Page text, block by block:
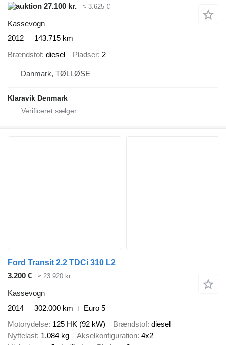
27.100 kr.
≈ 3.625 €
Kassevogn
2012
143.715 km
Brændstof diesel Pladser 2
Danmark, TØLLØSE
Klaravik Denmark
Ford Transit 2.2 TDCi 310 L2
3.200 €
≈ 23.920 kr.
Kassevogn
2014
302.000 km
Euro 5
Motorydelse 125 HK (92 kW) Brændstof diesel
Nyttelast 1.084 kg Akselkonfiguration 4x2